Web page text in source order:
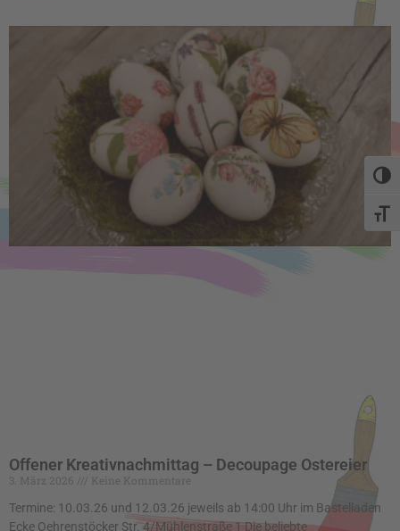
Offener Kreativnachmittag – Decoupage Ostereier
3. März 2026
Keine Kommentare
Termine: 10.03.26 und 12.03.26 jeweils ab 14:00 Uhr im Bastelladen
Ecke Oehrenstöcker Str. 4/Mühlenstraße 1 Die beliebte